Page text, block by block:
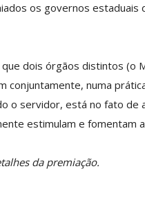
os governos estaduais
dois órgãos distintos (o
conjuntamente, numa
o servidor, está no fato de
estimulam e fomentam
da premiação.
Hamilton